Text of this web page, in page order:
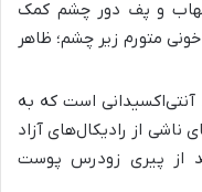
و پف دور چشم کمک
متورم زیر چشم؛ ظاهر
است که به
از رادیکال‌های آزاد
از پیری زودرس پوست